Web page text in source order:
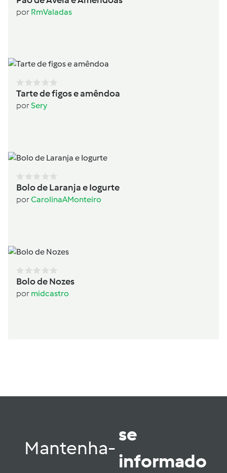
por RmValadas
Tarte de figos e amêndoa
porSery
Bolo de Laranja e Iogurte
porCarolinaAMonteiro
Bolo de Nozes
por midcastro
Mantenha-
se
informado